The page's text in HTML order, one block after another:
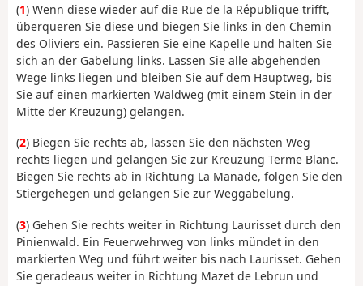
(1) Wenn diese wieder auf die Rue de la République trifft,
überqueren Sie diese und biegen Sie links in den Chemin
des Oliviers ein. Passieren Sie eine Kapelle und halten Sie
sich an der Gabelung links. Lassen Sie alle abgehenden
Wege links liegen und bleiben Sie auf dem Hauptweg, bis
Sie auf einen markierten Waldweg (mit einem Stein in der
Mitte der Kreuzung) gelangen.
(2) Biegen Sie rechts ab, lassen Sie den nächsten Weg
rechts liegen und gelangen Sie zur Kreuzung Terme Blanc.
Biegen Sie rechts ab in Richtung La Manade, folgen Sie den
Stiergehegen und gelangen Sie zur Weggabelung.
(3) Gehen Sie rechts weiter in Richtung Laurisset durch den
Pinienwald. Ein Feuerwehrweg von links mündet in den
markierten Weg und führt weiter bis nach Laurisset. Gehen
Sie geradeaus weiter in Richtung Mazet de Lebrun und